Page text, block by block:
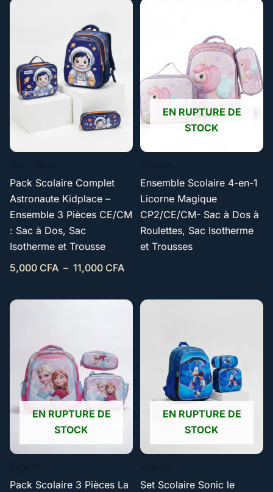
Pack Scolaire Complet
Astronaute Kidplace –
Ensemble 3 Pièces CE/CM
: Sac à Dos, Sac
Isotherme et Trousse
5,000 CFA – 11,000 CFA
de
EN RUPTURE DE
STOCK
Ensemble Scolaire 4-en-1
Licorne Magique
CP2/CE/CM- Sac à Dos à
Roulettes, Sac Isotherme
et Trousses
EN RUPTURE DE
STOCK
Pack Scolaire 3 Pièces La
EN RUPTURE DE
STOCK
Set Scolaire Sonic le